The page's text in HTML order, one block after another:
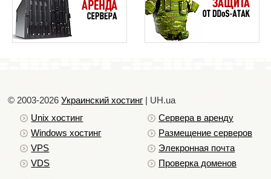
© 2003-2026Украинский хостинг | UH.ua
Unix хостинг
Windows хостинг
VPS
VDS
Сервера в аренду
Размещение серверов
Элекронная почта
Проверка доменов